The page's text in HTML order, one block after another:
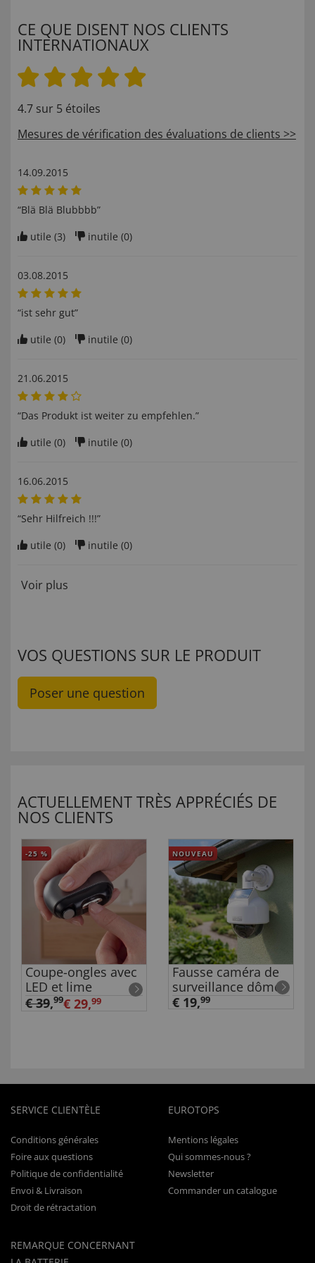
CE QUE DISENT NOS CLIENTS
INTERNATIONAUX
4.7 sur 5 étoiles
Mesures de vérification des évaluations de clients >>
14.09.2015
“Blä Blä Blubbbb”
utile (3) inutile (0)
03.08.2015
“ist sehr gut”
utile (0) inutile (0)
21.06.2015
“Das Produkt ist weiter zu empfehlen.”
utile (0) inutile (0)
16.06.2015
“Sehr Hilfreich !!!”
utile (0) inutile (0)
Voir plus
VOS QUESTIONS SUR LE PRODUIT
Poser une question
ACTUELLEMENT TRÈS APPRÉCIÉS DE
NOS CLIENTS
-25 %
Coupe-ongles avec
LED et lime
€ 39,99€ 29,99
NOUVEAU
Fausse caméra de
surveillance dôme
€ 19,99
SERVICE CLIENTÈLE
Conditions générales
Foire aux questions
Politique de confidentialité
Envoi & Livraison
Droit de rétractation
REMARQUE CONCERNANT
EUROTOPS
Mentions légales
Qui sommes-nous ?
Newsletter
Commander un catalogue